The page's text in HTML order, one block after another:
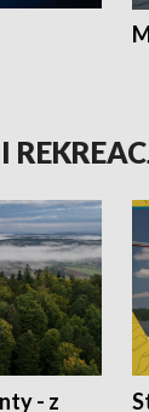
- z